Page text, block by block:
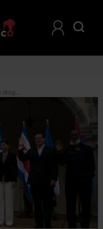
Los ecos de la legalización de las drogas en Centroamérica